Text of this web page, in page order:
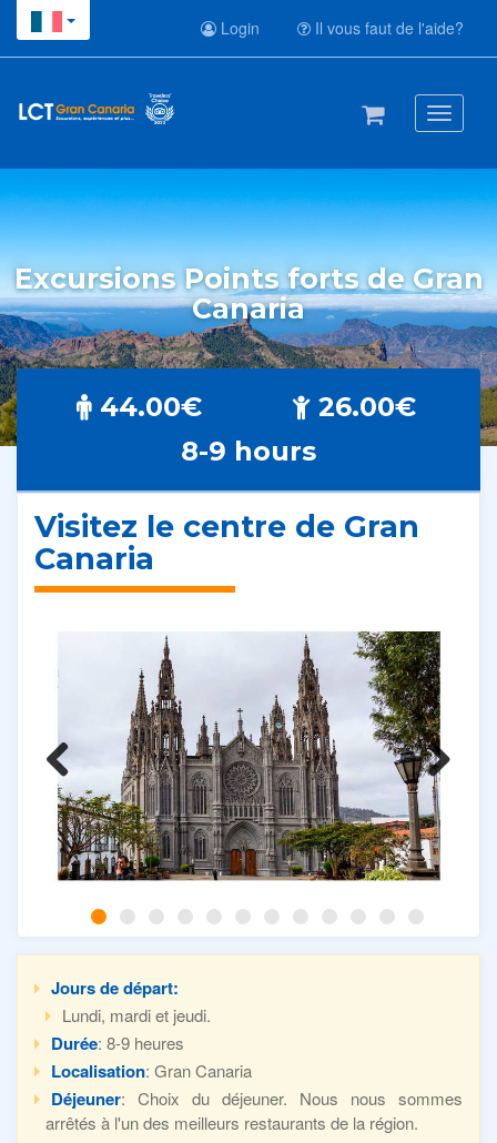
Login Il vous faut de l'aide?
Toggle
Excursions Points forts de Gran
Canaria
44.00€
26.00€
8-9 hours
Visitez le centre de Gran
Canaria
Previous Next
Jours de départ:
Lundi, mardi et jeudi.
Durée: 8-9 heures
Localisation: Gran Canaria
Déjeuner: Choix du déjeuner. Nous nous sommes
arrêtés à l'un des meilleurs restaurants de la région.